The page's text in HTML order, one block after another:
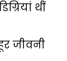
थीं
जीवनी